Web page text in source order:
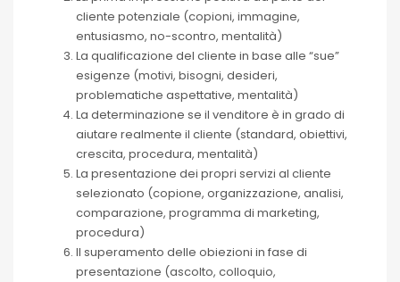
cliente potenziale (copioni, immagine,
entusiasmo, no-scontro, mentalità)
La qualificazione del cliente in base alle “sue”
esigenze (motivi, bisogni, desideri,
problematiche aspettative, mentalità)
La determinazione se il venditore è in grado di
aiutare realmente il cliente (standard, obiettivi,
crescita, procedura, mentalità)
La presentazione dei propri servizi al cliente
selezionato (copione, organizzazione, analisi,
comparazione, programma di marketing,
procedura)
Il superamento delle obiezioni in fase di
presentazione (ascolto, colloquio,